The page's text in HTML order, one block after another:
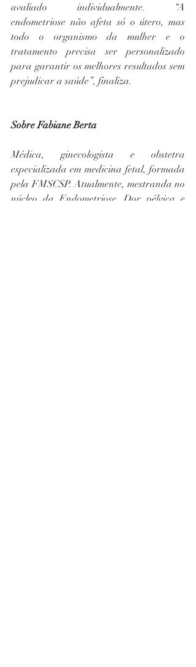
avaliado individualmente. “A
endometriose não afeta só o útero, mas
todo o organismo da mulher e o
tratamento precisa ser personalizado
para garantir os melhores resultados sem
prejudicar a saúde”, finaliza.
Sobre Fabiane Berta
Médica, ginecologista e obstetra
especializada em medicina fetal, formada
pela FMSCSP. Atualmente, mestranda no
núcleo da Endometriose, Dor pélvica e